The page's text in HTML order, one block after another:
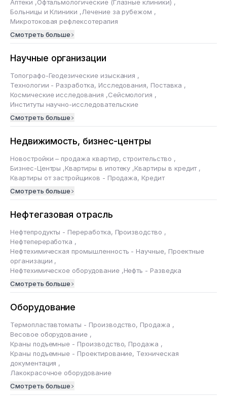
Аптеки ,Офтальмологические (Глазные клиники) ,
Больницы и Клиники ,Лечение за рубежом ,
Микротоковая рефлексотерапия
Смотреть больше
Научные организации
Топографо-Геодезические изыскания ,
Технологии - Разработка, Исследования, Поставка ,
Космические исследования ,Сейсмология ,
Институты научно-исследовательские
Смотреть больше
Недвижимость, бизнес-центры
Новостройки – продажа квартир, строительство ,
Бизнес-Центры ,Квартиры в ипотеку ,Квартиры в кредит ,
Квартиры от застройщиков - Продажа, Кредит
Смотреть больше
Нефтегазовая отрасль
Нефтепродукты - Переработка, Производство ,
Нефтепереработка ,
Нефтехимическая промышленность - Научные, Проектные
организации ,
Нефтехимическое оборудование ,Нефть - Разведка
Смотреть больше
Оборудование
Термопластавтоматы - Производство, Продажа ,
Весовое оборудование ,
Краны подъемные - Производство, Продажа ,
Краны подъемные - Проектирование, Техническая
документация ,
Лакокрасочное оборудование
Смотреть больше